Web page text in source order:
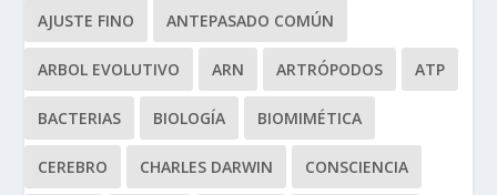
AJUSTE FINO ANTEPASADO COMÚN
ARBOL EVOLUTIVO ARN ARTRÓPODOS ATP
BACTERIAS BIOLOGÍA BIOMIMÉTICA
CEREBRO CHARLES DARWIN CONSCIENCIA